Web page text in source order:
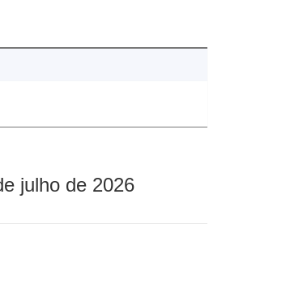
julho de 2026